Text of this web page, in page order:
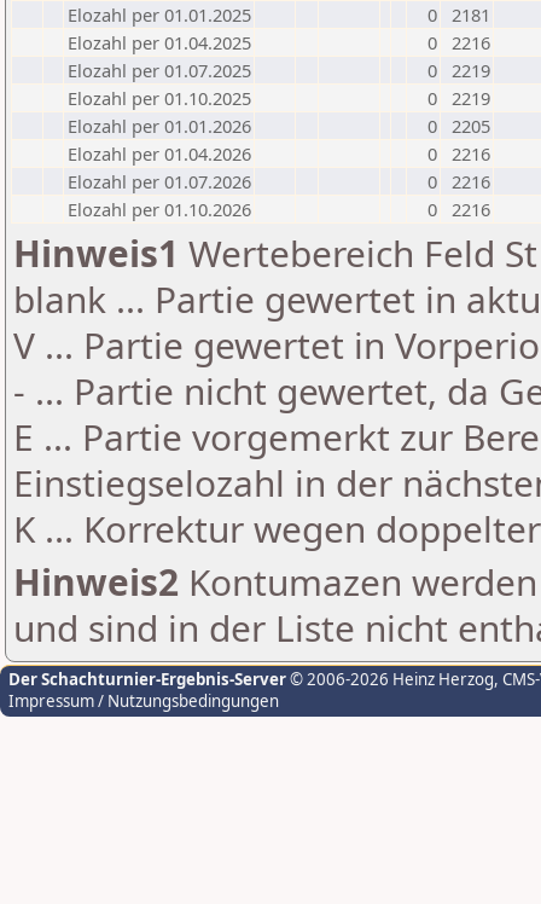
Elozahl per 01.01.2025
0 2181
Elozahl per 01.04.2025
0 2216
Elozahl per 01.07.2025
0 2219
Elozahl per 01.10.2025
0 2219
Elozahl per 01.01.2026
0 2205
Elozahl per 01.04.2026
0 2216
Elozahl per 01.07.2026
0 2216
Elozahl per 01.10.2026
0 2216
Hinweis1 Wertebereich Feld
blank ... Partie gewertet in
V ... Partie gewertet in
- ... Partie nicht gewertet, da
E ... Partie vorgemerkt zur
Einstiegselozahl in der
K ... Korrektur wegen
Hinweis2 Kontumazen
und sind in der Liste nicht
Der Schachturnier-Ergebnis-Server© 2006-2026 Heinz Herzog,
Impressum / Nutzungsbedingungen